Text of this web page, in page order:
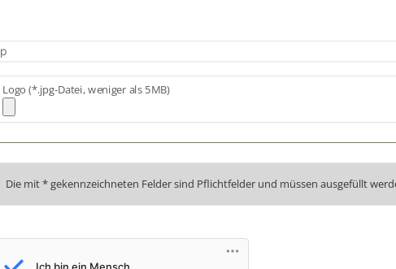
p
Logo (*.jpg-Datei, weniger als 5MB)
Die mit * gekennzeichneten Felder sind Pflichtfelder und müssen ausgefüllt